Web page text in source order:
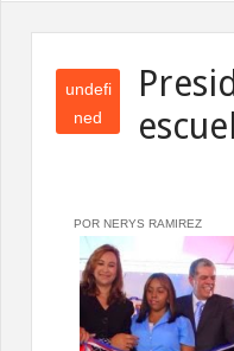
undefi
ned
POR NERYS RAMIREZ